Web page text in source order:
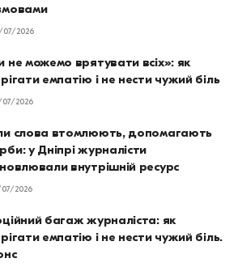
07/2026
не можемо врятувати всіх»: як
емпатію і не нести чужий біль
07/2026
слова втомлюють, допомагають
у Дніпрі журналісти
внутрішній ресурс
07/2026
багаж журналіста: як
емпатію і не нести чужий біль.